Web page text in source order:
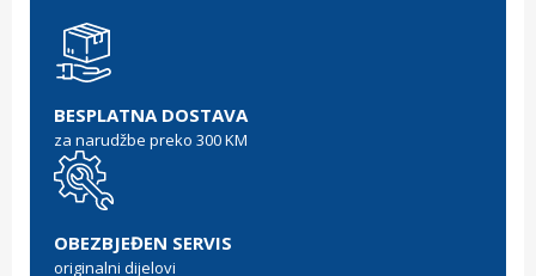
BESPLATNA DOSTAVA
za narudžbe preko 300 KM
OBEZBJEĐEN SERVIS
originalni dijelovi